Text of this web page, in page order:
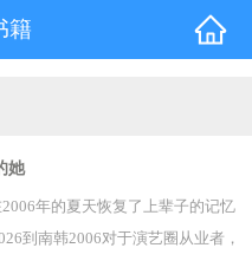
籍
她
年的夏天恢复了上辈子的记忆
到南韩2006对于演艺圈从业者，